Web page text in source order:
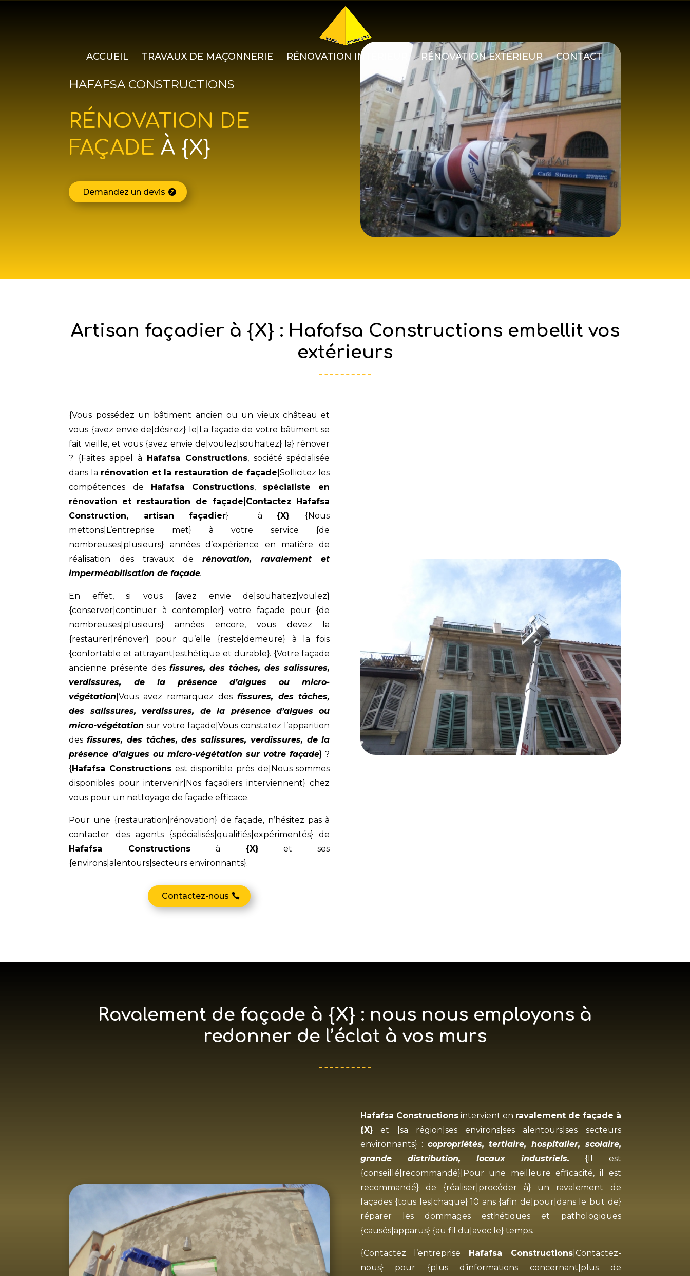
ACCUEIL TRAVAUX DE MAÇONNERIE RÉNOVATION INTÉRIEUR RÉNOVATION EXTÉRIEUR CONTACT
HAFAFSA CONSTRUCTIONS
RÉNOVATION DE
FAÇADEÀ {X}
Demandez un devis
Artisan façadier à {X} : Hafafsa Constructions embellit vos
extérieurs
{Vous possédez un bâtiment ancien ou un vieux château et
vous {avez envie de|désirez} le|La façade de votre bâtiment se
fait vieille, et vous {avez envie de|voulez|souhaitez} la} rénover
? {Faites appel à Hafafsa Constructions, société spécialisée
dans la rénovation et la restauration de façade |Sollicitez les
compétences de Hafafsa Constructions, spécialiste en
rénovation et restauration de façade Contactez Hafafsa
Construction, artisan façadier} à {X}. {Nous
mettons|L’entreprise met} à votre service {de
nombreuses|plusieurs} années d’expérience en matière de
réalisation des travaux derénovation, ravalement et
imperméabilisation de façade.
En effet, si vous {avez envie de|souhaitez|voulez}
{conserver|continuer à contempler} votre façade pour {de
nombreuses|plusieurs} années encore, vous devez la
{restaurer|rénover} pour qu’elle {reste|demeure} à la fois
{confortable et attrayant|esthétique et durable}. {Votre façade
ancienne présente desfissures, des tâches, des salissures,
verdissures, de la présence d’algues ou micro-
végétation |Vous avez remarquez des fissures, des tâches,
des salissures, verdissures, de la présence d’algues ou
micro-végétation sur votre façade|Vous constatez l’apparition
desfissures, des tâches, des salissures, verdissures, de la
présence d’algues ou micro-végétation sur votre façade} ?
{Hafafsa Constructions est disponible près de|Nous sommes
disponibles pour intervenir|Nos façadiers interviennent} chez
vous pour un nettoyage de façade efficace.
Pour une {restauration|rénovation} de façade, n’hésitez pas à
contacter des agents {spécialisés|qualifiés|expérimentés} de
Hafafsa Constructionsà {X}et ses
{environs|alentours|secteurs environnants}.
Contactez-nous
Ravalement de façade à {X} : nous nous employons à
redonner de l’éclat à vos murs
Hafafsa Constructionsintervient en ravalement de façade à
{X}et {sa région|ses environs|ses alentours|ses secteurs
environnants} : copropriétés, tertiaire, hospitalier, scolaire,
grande distribution, locaux industriels. {Il est
{conseillé|recommandé}|Pour une meilleure efficacité, il est
recommandé} de {réaliser|procéder à} un ravalement de
façades {tous les|chaque} 10 ans {afin de|pour|dans le but de}
réparer les dommages esthétiques et pathologiques
{causés|apparus} {au fil du|avec le} temps.
{Contactez l’entreprise Hafafsa Constructions|Contactez-
nous} pour {plus d’informations concernant|plus de